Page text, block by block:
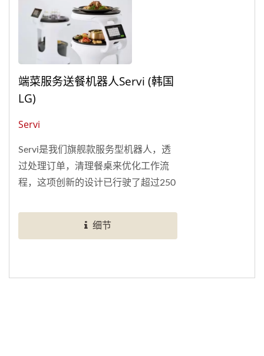
端菜服务送餐机器人Servi (韩国
LG)
Servi
Servi是我们旗舰款服务型机器人，透
过处理订单，清理餐桌来优化工作流
程，这项创新的设计已行驶了超过250
的交付。
细节